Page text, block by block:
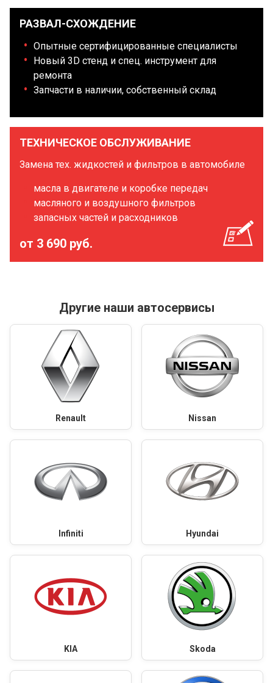
РАЗВАЛ-СХОЖДЕНИЕ
Опытные сертифицированные специалисты
Новый 3D стенд и спец. инструмент для
ремонта
Запчасти в наличии, собственный склад
ТЕХНИЧЕСКОЕ ОБСЛУЖИВАНИЕ
Замена тех. жидкостей и фильтров в автомобиле
масла в двигателе и коробке передач
масляного и воздушного фильтров
запасных частей и расходников
от 3 690 руб.
Другие наши автосервисы
Renault Nissan
Infiniti Hyundai
KIA Skoda